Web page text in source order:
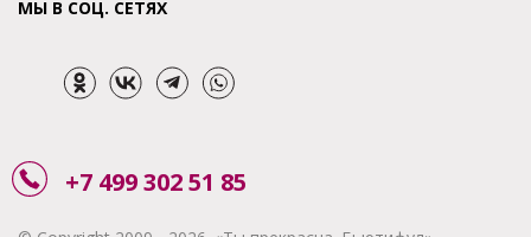
МЫ В СОЦ. СЕТЯХ
+7 499 302 51 85